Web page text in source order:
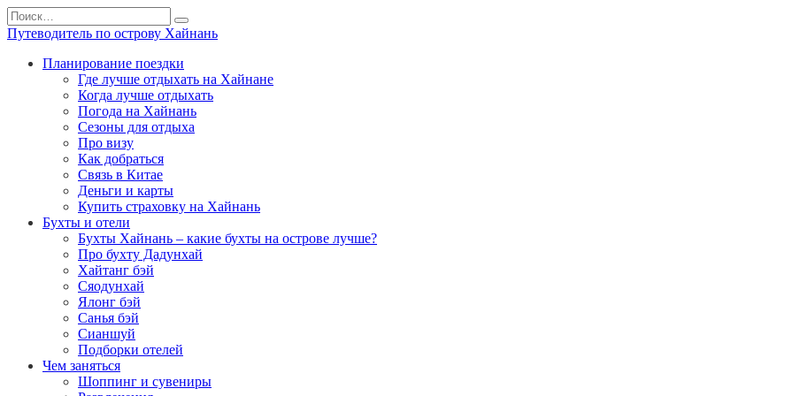
Перейти
к
содержанию
Search
for:
Путеводитель по острову Хайнань
Планирование поездки
Где лучше отдыхать на Хайнане
Когда лучше отдыхать
Погода на Хайнань
Сезоны для отдыха
Про визу
Как добраться
Связь в Китае
Деньги и карты
Купить страховку на Хайнань
Бухты и отели
Бухты Хайнань – какие бухты на острове лучше?
Про бухту Дадунхай
Хайтанг бэй
Сяодунхай
Ялонг бэй
Санья бэй
Сианшуй
Подборки отелей
Чем заняться
Шоппинг и сувениры